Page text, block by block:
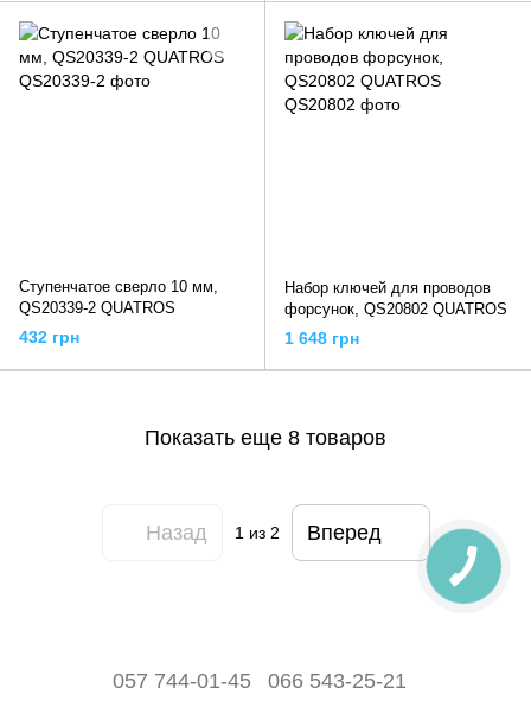
Ступенчатое сверло 10 мм,
QS20339-2 QUATROS
432 грн
Набор ключей для проводов
форсунок, QS20802 QUATROS
1 648 грн
Показать еще 8 товаров
Назад 1из 2 Вперед
057 744-01-45 066 543-25-21